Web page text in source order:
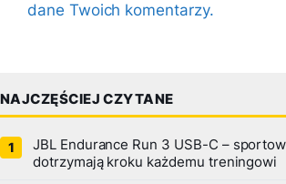
dane Twoich komentarzy.
NAJCZĘŚCIEJ CZYTANE
JBL Endurance Run 3 USB-C –
dotrzymają kroku każdemu treningowi